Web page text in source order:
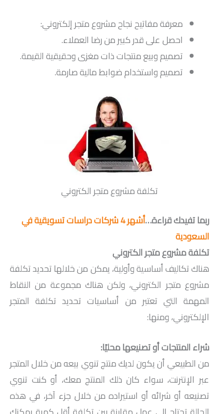
معرفة مفاتيح نجاح مشروع متجر إلكتروني:
احصل على قدر كبير من رضا العملاء.
تصميم وبيع منتجات ذات مغزى وحقيقية القيمة.
تصميم واستخدام ضوابط مالية صارمة.
تكلفة مشروع متجر الكتروني
ربما تفيدك قراءة…
أشهر 4 شركات دراسات تسويقية في
السعودية
تكلفة مشروع متجر الكتروني
هناك تكاليف أساسية وأولية، يمكن من خلالها تحديد تكلفة
مشروع متجر الكتروني، ولكن هناك مجموعة من النقاط
المهمة التي تعتبر من أساسيات تحديد تكلفة المتجر
الإلكتروني، ومنها:
شراء المنتجات أو تصنيعها محليًا:
من الطبيعي أن يكون لديك منتج تنوي بيعه من خلال المتجر
عبر الإنترنت، سواء كان ذلك المنتج معك، أو كنت تنوي
تصنيعه أو شرائه أو استيراده من خلال جزء آخر، في هذه